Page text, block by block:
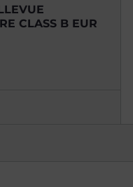
CLASS B EUR